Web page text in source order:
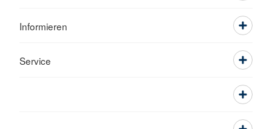
Informieren
Service